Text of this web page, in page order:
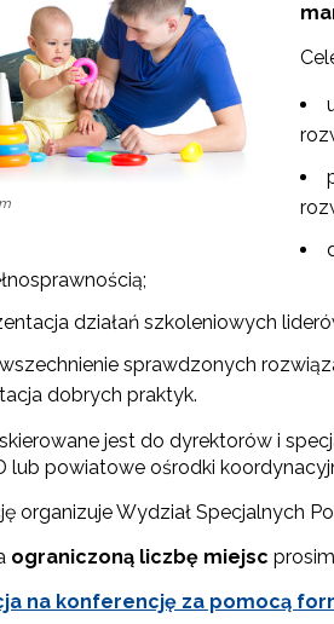
Archiwum"
Archiwum"
działań szkoleniowych
sprawdzonych
dobrych praktyk.
jest do dyrektorów i
lub powiatowe ośrodki
organizuje Wydział Specjalnych
ograniczoną liczbę miejsc
na konferencję za pomocą